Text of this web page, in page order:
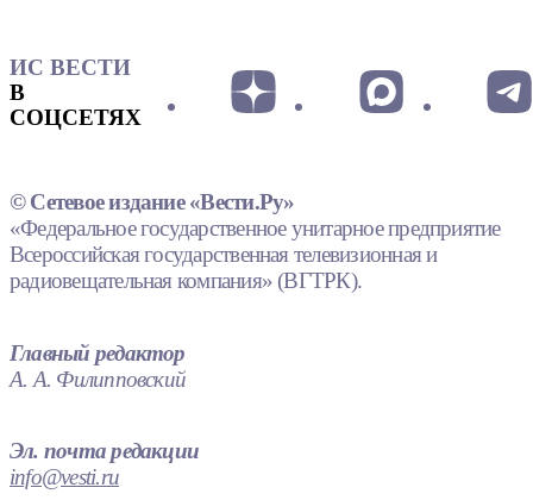
ИС ВЕСТИ
В
СОЦСЕТЯХ
© Сетевое издание «Вести.Ру»
«Федеральное государственное унитарное предприятие
Всероссийская государственная телевизионная и
радиовещательная компания» (ВГТРК).
Главный редактор
А. А. Филипповский
Эл. почта редакции
info@vesti.ru